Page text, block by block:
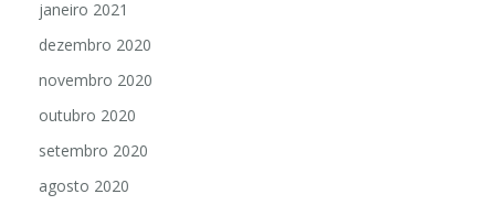
janeiro 2021
dezembro 2020
novembro 2020
outubro 2020
setembro 2020
agosto 2020